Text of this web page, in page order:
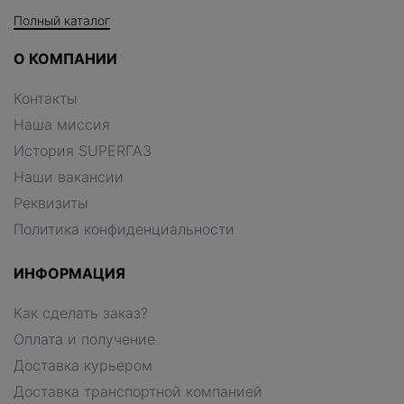
Полный каталог
О КОМПАНИИ
Контакты
Наша миссия
История SUPERГАЗ
Наши вакансии
Реквизиты
Политика конфиденциальности
ИНФОРМАЦИЯ
Как сделать заказ?
Оплата и получение
Доставка курьером
Доставка транспортной компанией